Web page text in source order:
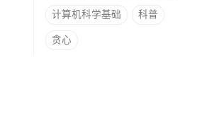
计算机科学基础 科普
贪心